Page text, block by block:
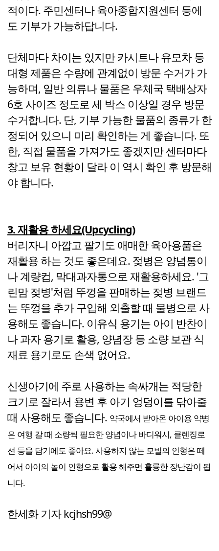
적이다. 주민센터나 육아종합지원센터 등에
도 기부가 가능하답니다.
단체마다 차이는 있지만 카시트나 유모차 등
대형 제품은 수량에 관계없이 방문 수거가 가
능하며, 일반 의류나 물품은 우체국 택배상자
6호 사이즈 정도로 세 박스 이상일 경우 방문
수거합니다. 단, 기부 가능한 물품의 종류가 한
정되어 있으니 미리 확인하는 게 좋습니다. 또
한, 직접 물품을 가져가도 좋겠지만 센터마다
창고 보유 현황이 달라 이 역시 확인 후 방문해
야 합니다.
3. 재활용 하세요(Upcycling)
버리자니 아깝고 팔기도 애매한 육아용품은
재활용 하는 것도 좋은데요. 젖병은 양념통이
나 계량컵, 막대과자통으로 재활용하세요. '그
린맘 젖병'처럼 뚜껑을 판매하는 젖병 브랜드
는 뚜껑을 추가 구입해 외출할 때 물병으로 사
용해도 좋습니다. 이유식 용기는 아이 반찬이
나 과자 용기로 활용, 양념장 등 소량 보관 식
재료 용기로도 손색 없어요.
신생아기에 주로 사용하는 속싸개는 적당한
크기로 잘라서 용변 후 아기 엉덩이를 닦아줄
때 사용해도 좋습니다. 약국에서 받아온 아이용 약병
은 여행 갈 때 소량씩 필요한 양념이나 바디워시, 클렌징로
션 등을 담기에도 좋아요. 사용하지 않는 모빌의 인형은 떼
어서 아이의 놀이 인형으로 활용 해주면 훌륭한 장난감이 됩
니다.
한세화 기자 kcjhsh99@